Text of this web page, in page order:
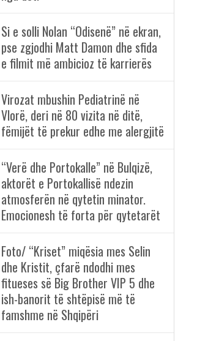
Si e solli Nolan “Odisenë” në ekran,
pse zgjodhi Matt Damon dhe sfida
e filmit më ambicioz të karrierës
Virozat mbushin Pediatrinë në
Vlorë, deri në 80 vizita në ditë,
fëmijët të prekur edhe me alergjitë
“Verë dhe Portokalle” në Bulqizë,
aktorët e Portokallisë ndezin
atmosferën në qytetin minator.
Emocionesh të forta për qytetarët
Foto/ “Kriset” miqësia mes Selin
dhe Kristit, çfarë ndodhi mes
fitueses së Big Brother VIP 5 dhe
ish-banorit të shtëpisë më të
famshme në Shqipëri